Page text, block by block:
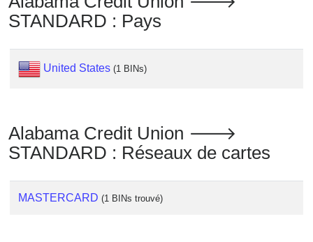
IP
Checker
STANDARD : Pays
United States (1 BINs)
Alabama Credit Union 🡒
STANDARD : Réseaux de cartes
MASTERCARD (1 BINs trouvé)